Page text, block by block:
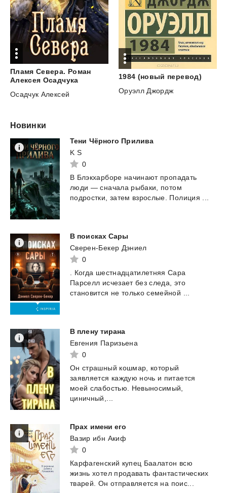
Пламя Севера. Роман
Алексея Осадчука
Осадчук Алексей
1984 (новый перевод)
Оруэлл Джордж
Новинки
Тени Чёрного Прилива
K S
0
В Блэкхарборе начинают пропадать
люди — сначала рыбаки,
потом
подростки,
затем взрослые. Полиция
В поисках Сары
Сверен-Бекер Дэниел
0
Когда шестнадцатилетняя Сара
Парселл исчезает без следа,
это
становится не только семейной
В плену тирана
Евгения Паризьена
0
Он страшный кошмар, который
заявляется каждую ночь и питается
моей слабостью. Невыносимый,
циничный,...
Прах имени его
Вазир ибн Акиф
0
Карфагенский купец Баалатон всю
жизнь хотел продавать фантастических
тварей.
Он отправляется на поис...